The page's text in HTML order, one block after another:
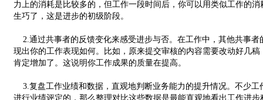
力上的消耗是比较多的，但工作一段时间后，你可以用类似工作的
生巧了，这是进步的初级阶段。
2.通过共事者的反馈变化来感受进步与否。在工作中，其他共事者
现出你的工作表现如何。比如，原来提交审核的内容需要改动好几
肯定增加了。这说明你工作成果的质量在提高。
3.复盘工作业绩和数据，直观地判断业务能力的提升情况。不少工
进行业绩评定的，那么整理对比这些数据是最能直观地看出工作进步